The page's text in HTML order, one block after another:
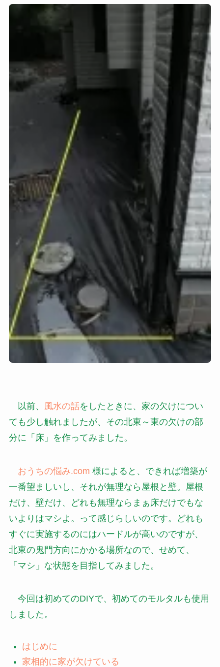
以前、 風水の話をしたときに、家の欠けについ
ても少し触れましたが、その北東～東の欠けの部
分に「床」を作ってみました。
おうちの悩み.com 様によると、できれば増築が
一番望ましいし、それが無理なら屋根と壁。屋根
だけ、壁だけ、どれも無理ならまぁ床だけでもな
いよりはマシよ。って感じらしいのです。どれも
すぐに実施するのにはハードルが高いのですが、
北東の鬼門方向にかかる場所なので、せめて、
「マシ」な状態を目指してみました。
今回は初めてのDIYで、初めてのモルタルも使用
しました。
はじめに
家相的に家が欠けている